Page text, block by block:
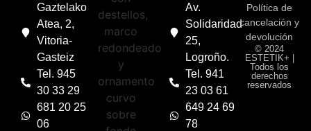
Gaztelako
Atea, 2,
Vitoria-
Gasteiz
Tel. 945
30 33 29
681 20 25
06
Av.
Solidaridad
25,
Logroño.
Tel. 941
23 03 61
649 24 69
78
Política de
cancelación y
devolución
© 2024
ESTETIK+ |
Todos los
derechos
reservados